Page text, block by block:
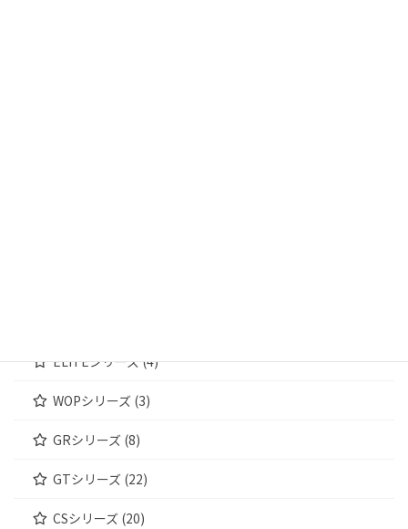
ELITEシリーズ (4)
WOPシリーズ (3)
GRシリーズ (8)
GTシリーズ (22)
CSシリーズ (20)